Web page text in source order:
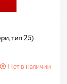
тип 25)
Нет в наличии